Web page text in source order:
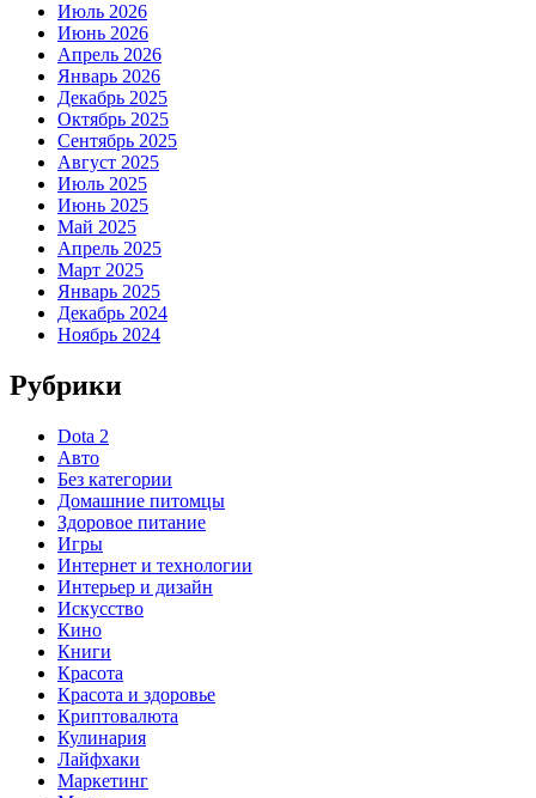
Июль 2026
Июнь 2026
Апрель 2026
Январь 2026
Декабрь 2025
Октябрь 2025
Сентябрь 2025
Август 2025
Июль 2025
Июнь 2025
Май 2025
Апрель 2025
Март 2025
Январь 2025
Декабрь 2024
Ноябрь 2024
Рубрики
Dota 2
Авто
Без категории
Домашние питомцы
Здоровое питание
Игры
Интернет и технологии
Интерьер и дизайн
Искусство
Кино
Книги
Красота
Красота и здоровье
Криптовалюта
Кулинария
Лайфхаки
Маркетинг